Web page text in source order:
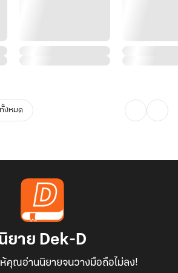
งหมด
ยาย Dek-D
คุณอ่านนิยายจนวางมือถือไม่ลง!